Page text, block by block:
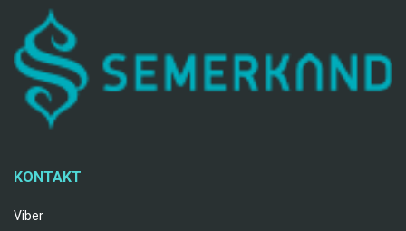
KONTAKT
Viber